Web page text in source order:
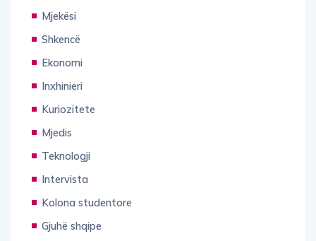
Mjekësi
Shkencë
Ekonomi
Inxhinieri
Kuriozitete
Mjedis
Teknologji
Intervista
Kolona studentore
Gjuhë shqipe